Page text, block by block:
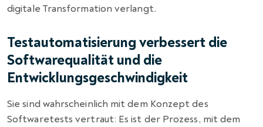
digitale Transformation verlangt.
Testautomatisierung verbessert die
Softwarequalität und die
Entwicklungsgeschwindigkeit
Sie sind wahrscheinlich mit dem Konzept des
Softwaretests vertraut: Es ist der Prozess, mit dem